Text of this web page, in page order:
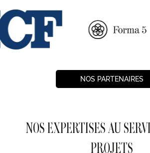
NOS PARTENAIRES
NOS EXPERTISES AU
PROJETS